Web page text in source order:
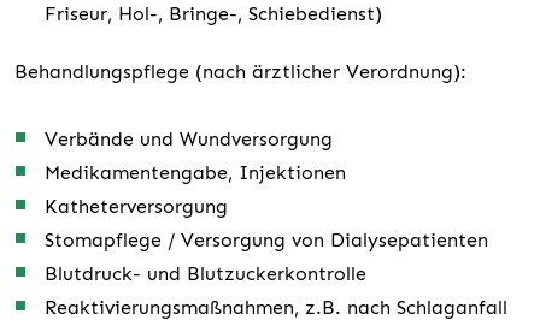
Friseur, Hol-, Bringe-, Schiebedienst)
Behandlungspflege (nach ärztlicher Verordnung):
Verbände und Wundversorgung
Medikamentengabe, Injektionen
Katheterversorgung
Stomapflege / Versorgung von Dialysepatienten
Blutdruck- und Blutzuckerkontrolle
Reaktivierungsmaßnahmen, z.B. nach Schlaganfall